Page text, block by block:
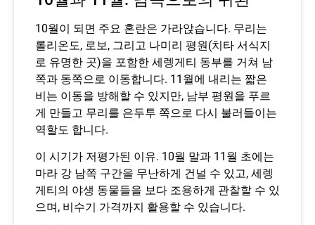
10월이 되면 주요 혼란은 가라앉습니다. 무리는
롤리온도, 로보, 그리고 나미리 평원(치타 서식지
로 유명한 곳)을 포함한 세렝게티 동부를 거쳐 남
쪽과 동쪽으로 이동합니다. 11월에 내리는 짧은
비는 이동을 방해할 수 있지만, 남부 평원을 푸르
게 만들고 무리를 은두투 쪽으로 다시 불러들이는
역할도 합니다.
이 시기가 저평가된 이유. 10월 말과 11월 초에는
마라 강 남쪽 구간을 무난하게 건널 수 있고, 세렝
게티의 야생 동물들을 보다 조용하게 관찰할 수 있
으며, 비수기 가격까지 활용할 수 있습니다.